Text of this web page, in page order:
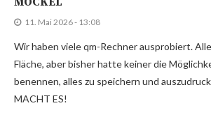
11. Mai 2026 - 13:08
Wir haben viele qm-Rechner ausprobiert.
Fläche, aber bisher hatte keiner die
benennen, alles zu speichern und
MACHT ES!